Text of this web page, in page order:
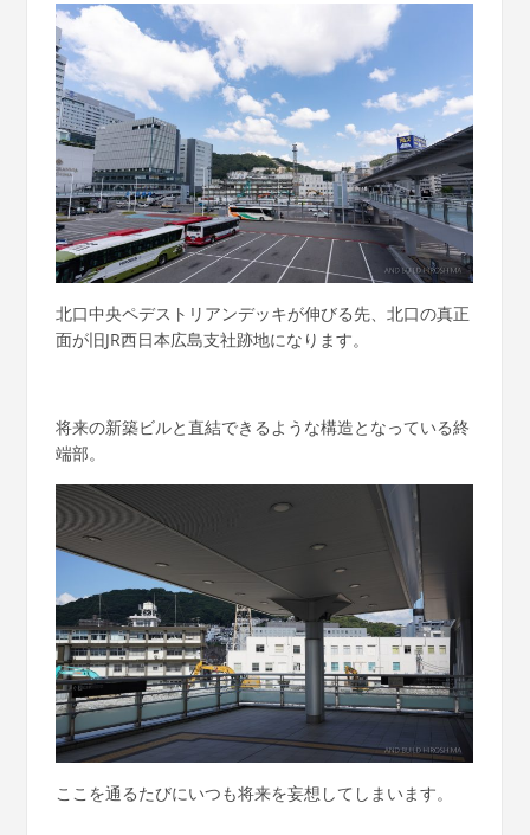
北口中央ペデストリアンデッキが伸びる先、北口の真正
面が旧JR西日本広島支社跡地になります。
将来の新築ビルと直結できるような構造となっている終
端部。
ここを通るたびにいつも将来を妄想してしまいます。